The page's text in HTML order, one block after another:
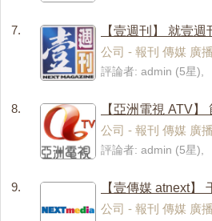
7.
【壹週刊】 就壹
公司 - 報刊 傳媒
評論者: admin (5星
8.
【亞洲電視 ATV
公司 - 報刊 傳媒 廣播
評論者: admin (5星
9.
【壹傳媒 atnext】
公司 - 報刊 傳媒 廣播